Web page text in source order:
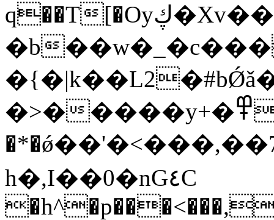
q��T[�Oyڮ�Xv����d� HB
�b
�>�����y+�߾n�Y���V6:�J��i���f�Iܙ��$/
h�,I��0�nG٤C